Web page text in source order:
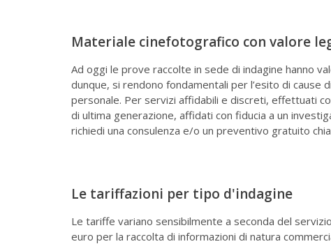
Materiale cinefotografico con valore
Ad oggi le prove raccolte in sede di indagine hanno
dunque, si rendono fondamentali per l’esito di cause
personale. Per servizi affidabili e discreti, effettuati
di ultima generazione, affidati con fiducia a un
richiedi una consulenza e/o un preventivo gratuito
Le tariffazioni per tipo d'indagine
Le tariffe variano sensibilmente a seconda del
euro per la raccolta di informazioni di natura